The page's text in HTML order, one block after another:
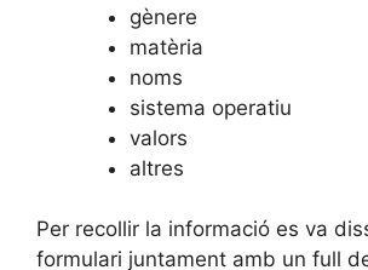
gènere
matèria
noms
sistema operatiu
valors
altres
Per recollir la informació es va
formulari juntament amb un full